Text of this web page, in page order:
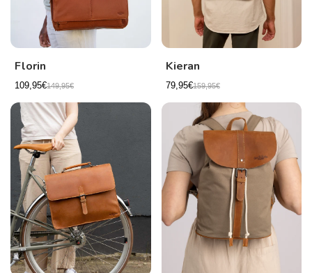
Florin
109,95€149,95€
Kieran
79,95€159,95€